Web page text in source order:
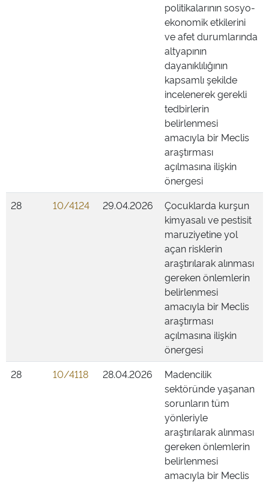
politikalarının sosyo-
ekonomik etkilerini
ve afet durumlarında
altyapının
dayanıklılığının
kapsamlı şekilde
incelenerek gerekli
tedbirlerin
belirlenmesi
amacıyla bir Meclis
araştırması
açılmasına ilişkin
önergesi
28
10/4124 29.04.2026
Çocuklarda kurşun
kimyasalı ve pestisit
maruziyetine yol
açan risklerin
araştırılarak alınması
gereken önlemlerin
belirlenmesi
amacıyla bir Meclis
araştırması
açılmasına ilişkin
önergesi
28
10/4118 28.04.2026
Madencilik
sektöründe yaşanan
sorunların tüm
yönleriyle
araştırılarak alınması
gereken önlemlerin
belirlenmesi
amacıyla bir Meclis